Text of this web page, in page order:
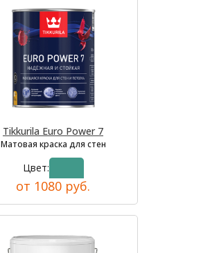
Tikkurila Euro Power 7
Матовая краска для стен
Цвет:
от 1080 руб.